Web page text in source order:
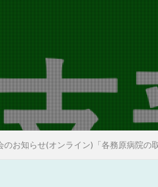
のお知らせ(オンライン)「各務原病院